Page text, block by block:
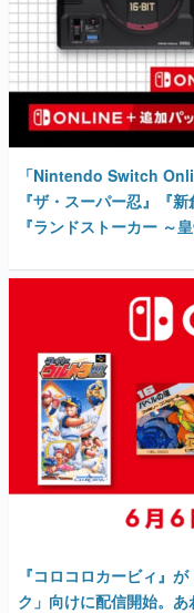
「Nintendo Switch
『ザ・スーパー忍』『
『ランドストーカー ～
『コロコロカービィ』
ク」向けに配信開始。